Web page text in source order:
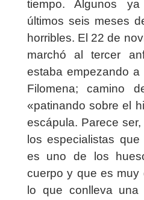
tiempo. Algunos
últimos seis meses
horribles. El 22 de
marchó al tercer
estaba empezando a
Filomena; camino
«patinando sobre el
escápula. Parece
los especialistas
es uno de los
cuerpo y que es muy
lo que conlleva una